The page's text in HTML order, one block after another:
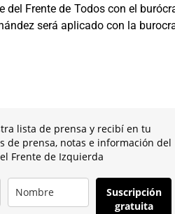
Frente de Todos con el
será aplicado con la
lista de prensa y recibí en tu
de prensa, notas e información del
Frente de Izquierda
Suscripción
gratuita